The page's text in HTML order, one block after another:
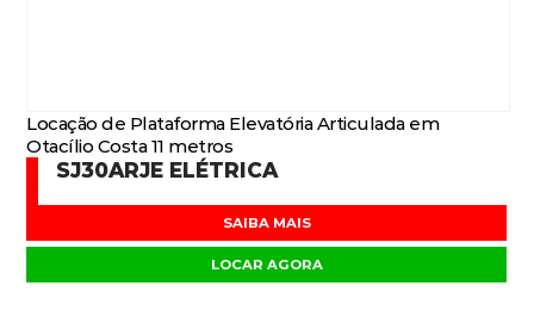
Locação de Plataforma Elevatória Articulada em
Otacílio Costa 11 metros
SJ30ARJE ELÉTRICA
SAIBA MAIS
LOCAR AGORA